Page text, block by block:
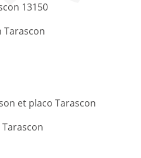
13150
Tarascon
et placo Tarascon